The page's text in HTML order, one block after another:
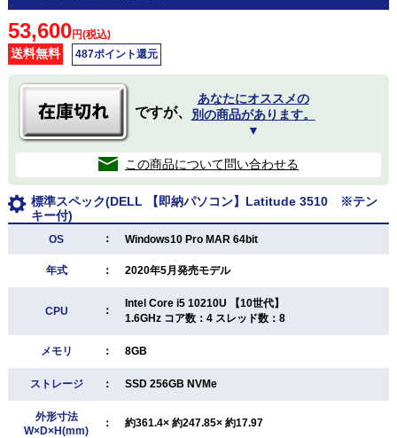
53,600円(税込)
送料無料 487ポイント還元
ですが、
あなたにオススメの
別の商品があります。
▼
この商品について問い合わせる
標準スペック(DELL 【即納パソコン】Latitude 3510 ※テン
キー付)
OS ： Windows10 Pro MAR 64bit
年式 ： 2020年5月発売モデル
CPU ：
Intel Core i5 10210U 【10世代】
1.6GHz コア数：4 スレッド数：8
メモリ ： 8GB
ストレージ ： SSD 256GB NVMe
外形寸法
W×D×H(mm)
： 約361.4× 約247.85× 約17.97